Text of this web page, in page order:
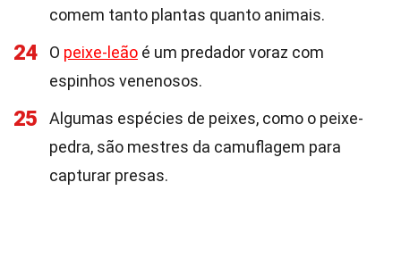
comem tanto plantas quanto animais.
24 O peixe-leão é um predador voraz com
espinhos venenosos.
25
Algumas espécies de peixes, como o peixe-
pedra, são mestres da camuflagem para
capturar presas.